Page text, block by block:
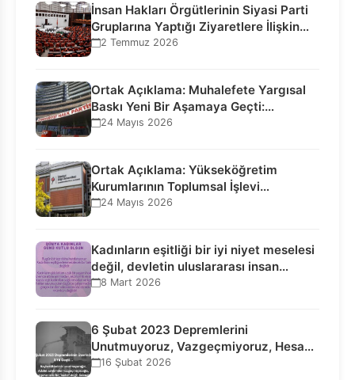
İnsan Hakları Örgütlerinin Siyasi Parti
Gruplarına Yaptığı Ziyaretlere İlişkin
Bilgilendirme…
2 Temmuz 2026
Ortak Açıklama: Muhalefete Yargısal
Baskı Yeni Bir Aşamaya Geçti:
Seçilmiş…
24 Mayıs 2026
Ortak Açıklama: Yükseköğretim
Kurumlarının Toplumsal İşlevi
Kurucularının Ticari Akıbetine
24 Mayıs 2026
Kadınların eşitliği bir iyi niyet meselesi
değil, devletin uluslararası insan…
8 Mart 2026
6 Şubat 2023 Depremlerini
Unutmuyoruz, Vazgeçmiyoruz, Hesap
Sorulmasını İstiyoruz!
16 Şubat 2026